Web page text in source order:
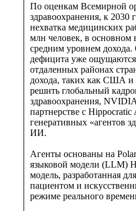
По оценкам Всемирной
здравоохранения, к 2030
нехватка медицинских
млн человек, в основном
средним уровнем дохода.
дефицита уже ощущаются
отдаленных районах
дохода, таких как США и
решить глобальный
здравоохранения,
партнерстве с Hippocratic
генеративных «агентов
ИИ.
Агенты основаны на
языковой модели (LLM)
модель, разработанная
пациентом и
режиме реального